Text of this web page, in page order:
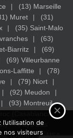
(13) Marseille
Muret
(31)
(35) Saint-Malo
(63)
Biarritz
(69)
(69) Villeurbanne
Laffitte
(78)
(79) Niort
(92) Meudon
(93) Montreuil
(Casablanca)
Pays-Bas
(Dubaï)
de
nos visiteurs